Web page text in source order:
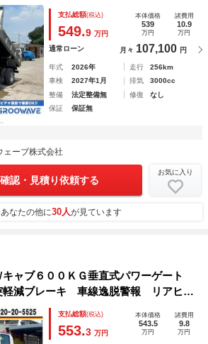
０５０×１，６００ ５速マニュアル
３ｔ４ナンバー
支払総額(税込)
549.9 万円
本体価格
539
万円
諸費用
10.9
万円
通常ローン 月々 107,100 円
年式 2026年 走行
256km
車検
2027年1月 排気
3000cc
整備
法定整備無 修復
なし
保証
保証無
ェーブ株式会社
認・見積り依頼する
お気に入り
なたの他に30人が見ています
ャブ６００ＫＧ垂直式パワーゲート
減ブレーキ 車線逸脱警報 リアヒー
ックモニター ドラレコ ＥＴＣ イ
ＥＤヘッドライト ＡＴ車
支払総額(税込)
553.3 万円
本体価格
543.5
万円
諸費用
9.8
万円